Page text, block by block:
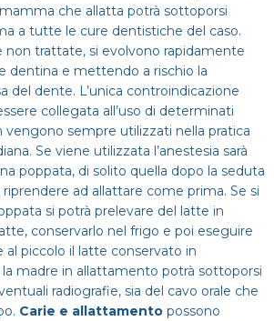
che allatta potrà sottoporsi
a tutte le cure dentistiche del caso.
non trattate, si evolvono rapidamente
dentina e mettendo a rischio la
del dente. L’unica controindicazione
collegata all’uso di determinati
sempre utilizzati nella pratica
Se viene utilizzata l’anestesia sarà
poppata, di solito quella dopo la seduta
ad allattare come prima. Se si
si potrà prelevare del latte in
conservarlo nel frigo e poi eseguire
al piccolo il latte conservato in
madre in allattamento potrà sottoporsi
radiografie, sia del cavo orale che
Carie e allattamento possono